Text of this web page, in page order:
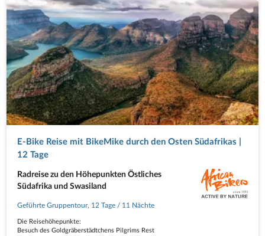
E-Bike Reise mit BikeMike durch den Osten Südafrikas |
12 Tage
Radreise zu den Höhepunkten Östliches
Südafrika und Swasiland
Geführte Gruppentour, 12 Tage / 11 Nächte
Die Reisehöhepunkte:
Besuch des Goldgräberstädtchens Pilgrims Rest